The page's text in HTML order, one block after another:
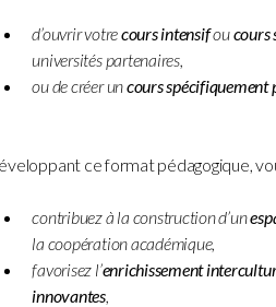
d’ouvrir votrecours intensifoucours
universités partenaires,
ou de créer uncours spécifiquement
ce format pédagogique,
contribuez à la construction d’un
la coopération académique,
favorisez l’enrichissement
innovantes